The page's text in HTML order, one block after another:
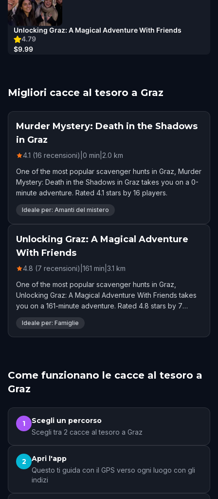
4.79
Unlocking Graz: A Magical Adventure With Friends
$9.99
Migliori cacce al tesoro a Graz
Murder Mystery: Death in the Shadows
in Graz
4.1 (16 recensioni) 0 min 2.0 km
One of the most popular scavenger hunts in Graz, Murder
Mystery: Death in the Shadows in Graz takes you on a 0-
minute adventure. Rated 4.1 stars by 16 players.
Ideale per: Amanti del mistero
Unlocking Graz: A Magical Adventure
With Friends
4.8 (7 recensioni) 161 min 3.1 km
One of the most popular scavenger hunts in Graz,
Unlocking Graz: A Magical Adventure With Friends takes
you on a 161-minute adventure. Rated 4.8 stars by 7
players.
Ideale per: Famiglie
Come funzionano le cacce al tesoro a
Graz
1 Scegli un percorso
Scegli tra 2 cacce al tesoro a Graz
2 Apri l'app
Questo ti guida con il GPS verso ogni luogo con gli
indizi